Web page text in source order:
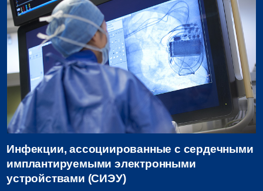
Инфекции, ассоциированные с сердечными
имплантируемыми электронными
устройствами (СИЭУ)